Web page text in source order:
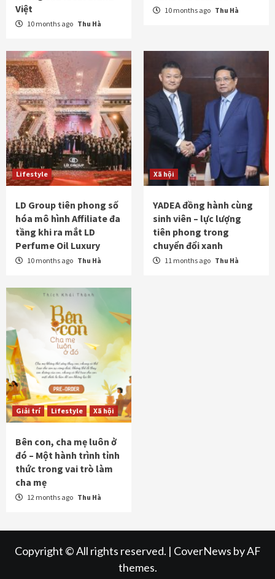
Việt
10 months ago Thu Hà
10 months ago Thu Hà
Lifestyle
LD Group tiên phong số
hóa mô hình Affiliate đa
tầng khi ra mắt LD
Perfume Oil Luxury
10 months ago Thu Hà
Xã hội
YADEA đồng hành cùng
sinh viên – lực lượng
tiên phong trong
chuyển đổi xanh
11 months ago Thu Hà
Giải trí Lifestyle Xã hội
Bên con, cha mẹ luôn ở
đó – Một hành trình tỉnh
thức trong vai trò làm
cha mẹ
12 months ago Thu Hà
Copyright © All rights reserved. | CoverNews by AF
themes.